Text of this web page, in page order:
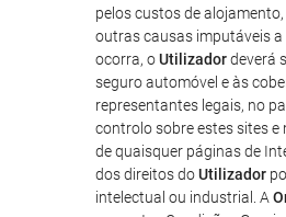
pelos custos de
outras causas imputáveis
ocorra, oUtilizadordeverá
seguro automóvel e às
representantes legais, no
controlo sobre estes sites e
de quaisquer páginas de
dos direitos doUtilizador
intelectual ou industrial. A